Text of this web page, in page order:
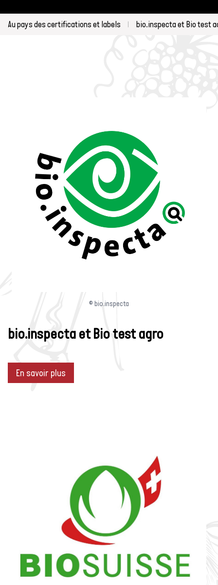
Au pays des certifications et labels bio.inspecta et Bio test
© bio.inspecta
bio.inspecta et Bio test agro
En savoir plus